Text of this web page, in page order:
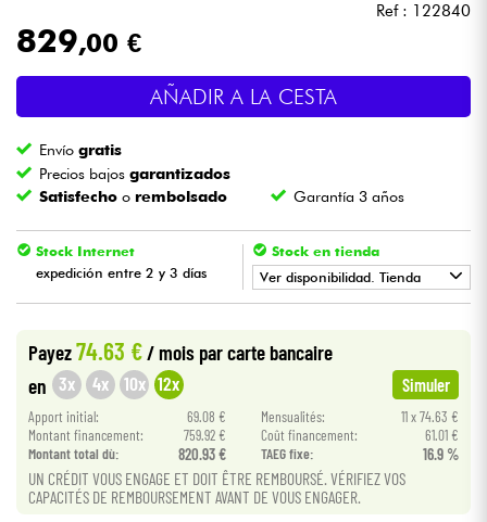
Luces
Vientos
Violines y cuarteto
Niños
Cables & Acces.
HiFi
Bundle
Ref : 122840
829,00 €
AÑADIR A LA CESTA
Envíogratis
Precios bajosgarantizados
Satisfecho o rembolsado Garantía 3 años
Stock Internet
expedición entre 2 y 3 días
Stock en tienda
Ver disponibilidad. Tienda
Payez74.63 € / mois par carte bancaire
en 3x 4x 10x 12x Simuler
Apport initial: 69.08 € Mensualités:
11 x 74.63 €
Montant financement:
759.92 € Coût financement:
61.01 €
Montant total dù:
820.93 € TAEG fixe: 16.9 %
UN CRÉDIT VOUS ENGAGE ET DOIT ÊTRE REMBOURSÉ. VÉRIFIEZ VOS
CAPACITÉS DE REMBOURSEMENT AVANT DE VOUS ENGAGER.